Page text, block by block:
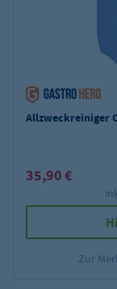
Allzweckreiniger
35,90 €
Zur